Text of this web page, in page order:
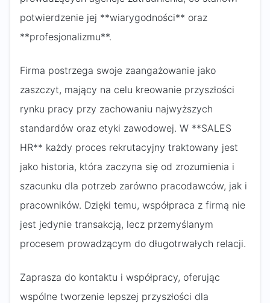
potwierdzenie jej **wiarygodności** oraz
**profesjonalizmu**.
Firma postrzega swoje zaangażowanie jako
zaszczyt, mający na celu kreowanie przyszłości
rynku pracy przy zachowaniu najwyższych
standardów oraz etyki zawodowej. W **SALES
HR** każdy proces rekrutacyjny traktowany jest
jako historia, która zaczyna się od zrozumienia i
szacunku dla potrzeb zarówno pracodawców, jak i
pracowników. Dzięki temu, współpraca z firmą nie
jest jedynie transakcją, lecz przemyślanym
procesem prowadzącym do długotrwałych relacji.
Zaprasza do kontaktu i współpracy, oferując
wspólne tworzenie lepszej przyszłości dla